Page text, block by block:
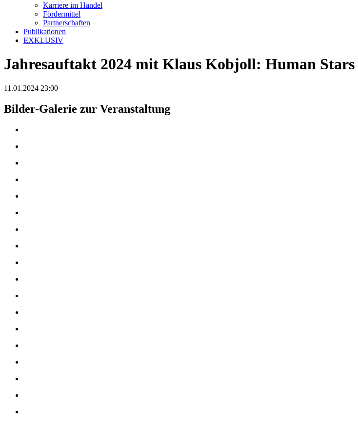
Karriere im Handel
Fördermittel
Partnerschaften
Publikationen
EXKLUSIV
Jahresauftakt 2024 mit Klaus Kobjoll: Human Stars
11.01.2024 23:00
Bilder-Galerie zur Veranstaltung